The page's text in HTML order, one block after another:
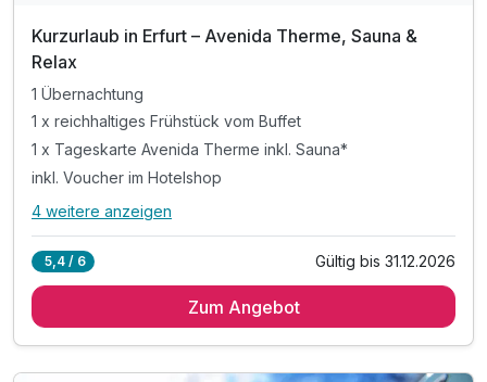
Kurzurlaub in Erfurt – Avenida Therme, Sauna &
Relax
1 Übernachtung
1 x reichhaltiges Frühstück vom Buffet
1 x Tageskarte Avenida Therme inkl. Sauna*
inkl. Voucher im Hotelshop
Alle Inklusivleistungen
1 x reichhaltiges Frühstück vom Buffet
4 weitere anzeigen
5,4 / 6 Gültig bis 31.12.2026
Zum Angebot